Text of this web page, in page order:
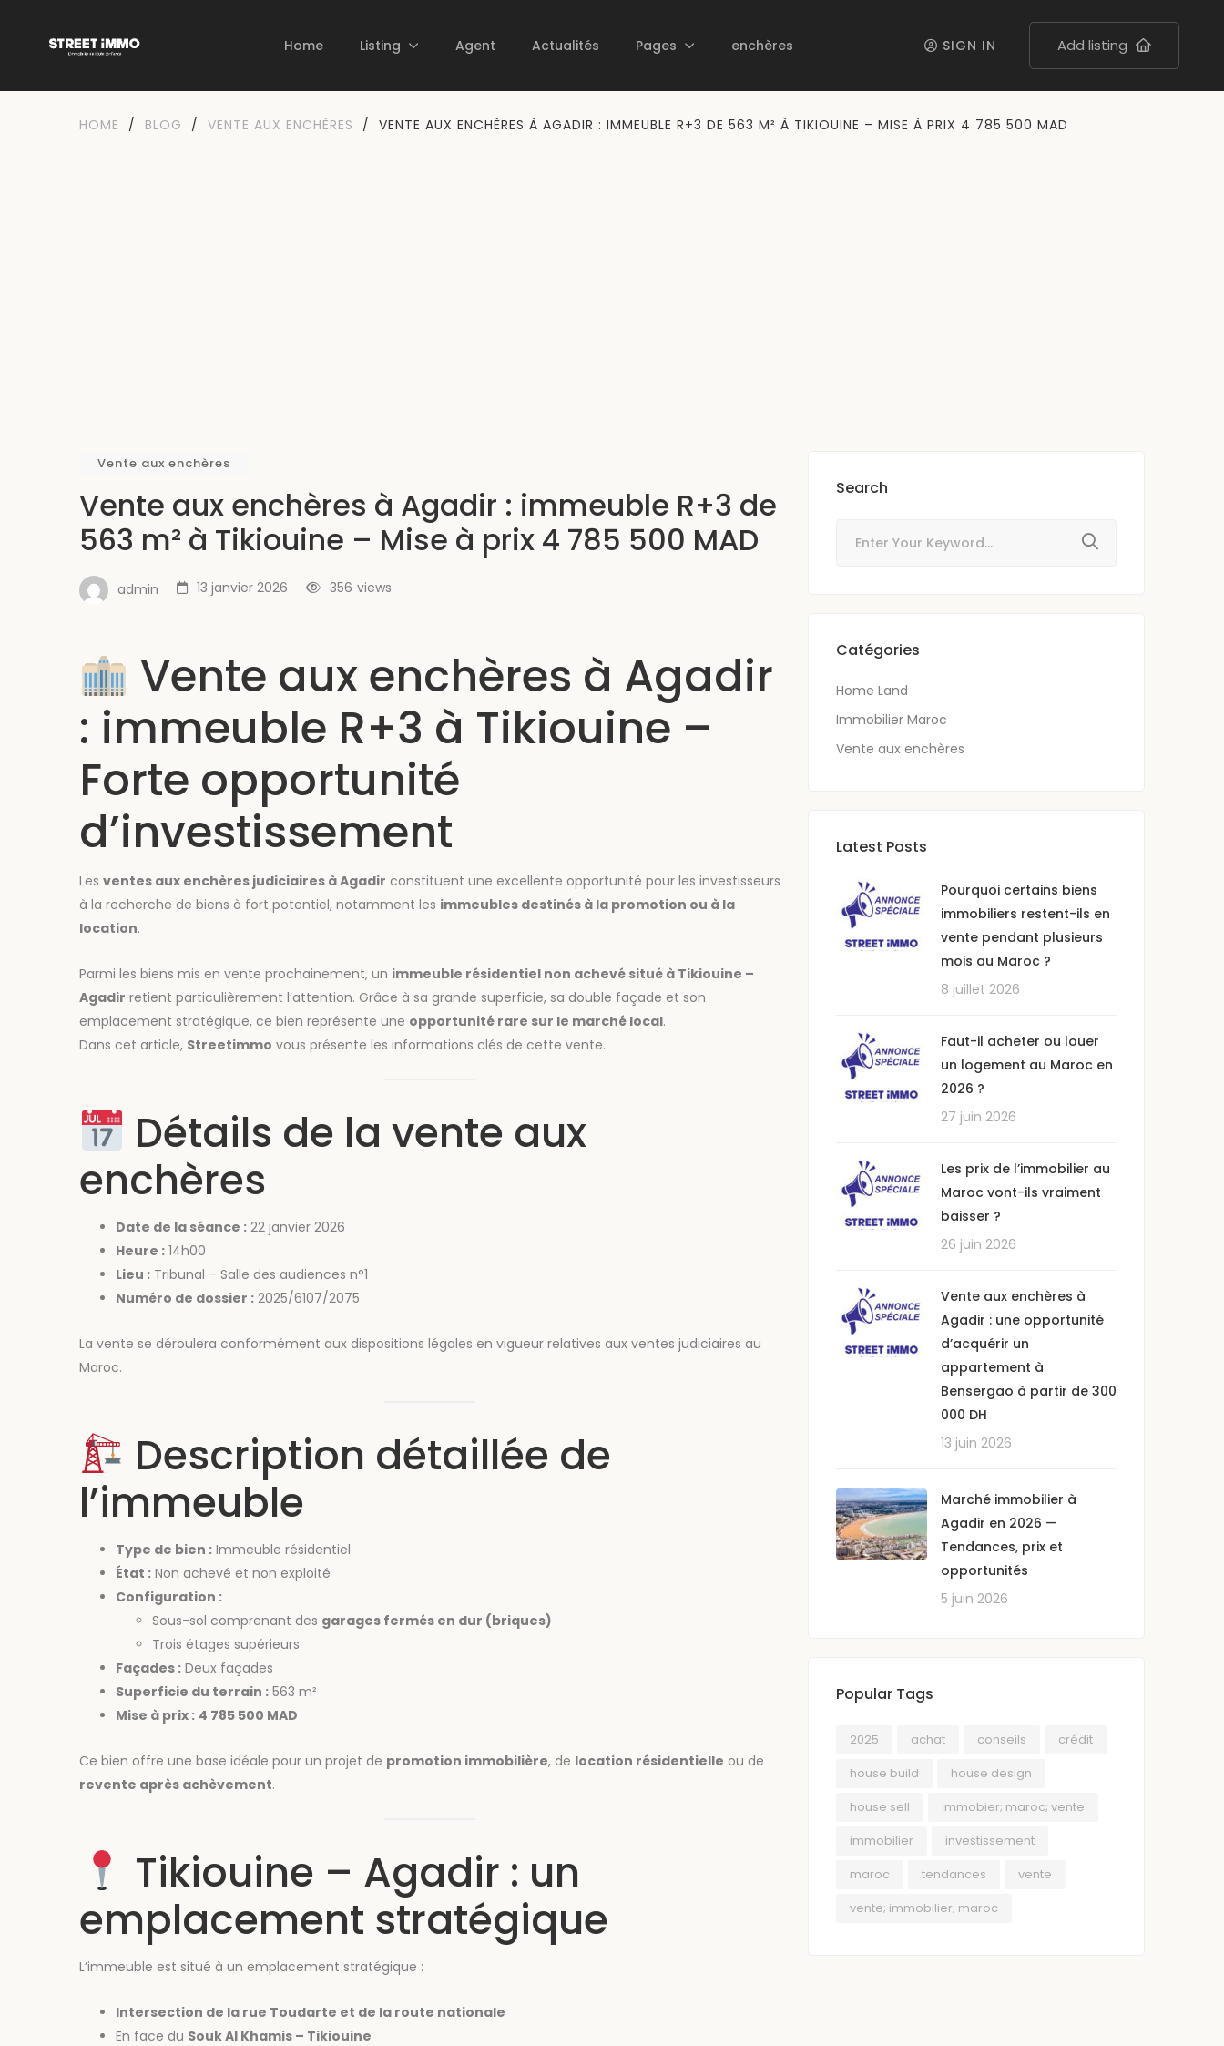
Home Listing Agent Actualités Pages enchères SIGN IN Add listing
HOME / BLOG / VENTE AUX ENCHÈRES / VENTE AUX ENCHÈRES À AGADIR : IMMEUBLE R+3 DE 563 M² À TIKIOUINE – MISE À PRIX 4 785 500 MAD
Vente aux enchères
Vente aux enchères à Agadir : immeuble R+3 de
563 m² à Tikiouine – Mise à prix 4 785 500 MAD
admin 13 janvier 2026 views
356
Vente aux enchères à Agadir
: immeuble R+3 à Tikiouine –
Forte opportunité
d’investissement
Les ventes aux enchères judiciaires à Agadir constituent une excellente opportunité pour les investisseurs
à la recherche de biens à fort potentiel, notamment les immeubles destinés à la promotion ou à la
location.
Parmi les biens mis en vente prochainement, un immeuble résidentiel non achevé situé à Tikiouine –
Agadir retient particulièrement l’attention. Grâce à sa grande superficie, sa double façade et son
emplacement stratégique, ce bien représente une opportunité rare sur le marché local.
Dans cet article, Streetimmo vous présente les informations clés de cette vente.
Détails de la vente aux
enchères
Date de la séance : 22 janvier 2026
Heure : 14h00
Lieu : Tribunal – Salle des audiences n°1
Numéro de dossier : 2025/6107/2075
La vente se déroulera conformément aux dispositions légales en vigueur relatives aux ventes judiciaires au
Maroc.
Description détaillée de
l’immeuble
Type de bien : Immeuble résidentiel
État : Non achevé et non exploité
Configuration :
Sous-sol comprenant des garages fermés en dur (briques)
Trois étages supérieurs
Façades : Deux façades
Superficie du terrain : 563 m²
Mise à prix : 4 785 500 MAD
Ce bien offre une base idéale pour un projet de promotion immobilière, de location résidentielle ou de
revente après achèvement.
Tikiouine – Agadir : un
emplacement stratégique
L’immeuble est situé à un emplacement stratégique :
Intersection de la rue Toudarte et de la route nationale
En face du Souk Al Khamis – Tikiouine
Search
Catégories
Home Land
Immobilier Maroc
Vente aux enchères
Latest Posts
Pourquoi certains biens
immobiliers restent-ils en
vente pendant plusieurs
mois au Maroc ?
8 juillet 2026
Faut-il acheter ou louer
un logement au Maroc en
2026 ?
27 juin 2026
Les prix de l’immobilier au
Maroc vont-ils vraiment
baisser ?
26 juin 2026
Vente aux enchères à
Agadir : une opportunité
d’acquérir un
appartement à
Bensergao à partir de 300
000 DH
13 juin 2026
Marché immobilier à
Agadir en 2026 —
Tendances, prix et
opportunités
5 juin 2026
Popular Tags
2025 achat conseils
crédit
house build
house design
house sell
immobier; maroc; vente
immobilier
investissement
maroc
tendances
vente
vente; immobilier; maroc